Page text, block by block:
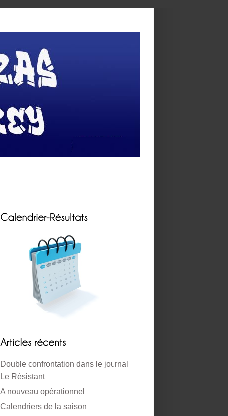
Double confrontation dans le journal
Le Résistant
A nouveau opérationnel
Calendriers de la saison